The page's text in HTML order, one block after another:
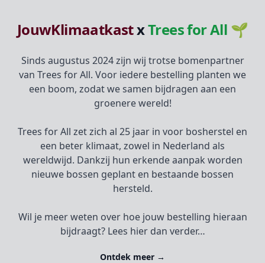
JouwKlimaatkastxTrees for All 🌱
Sinds augustus 2024 zijn wij trotse bomenpartner
van Trees for All. Voor iedere bestelling planten we
een boom, zodat we samen bijdragen aan een
groenere wereld!
Trees for All zet zich al 25 jaar in voor bosherstel en
een beter klimaat, zowel in Nederland als
wereldwijd. Dankzij hun erkende aanpak worden
nieuwe bossen geplant en bestaande bossen
hersteld.
Wil je meer weten over hoe jouw bestelling hieraan
bijdraagt? Lees hier dan verder…
Ontdek meer →